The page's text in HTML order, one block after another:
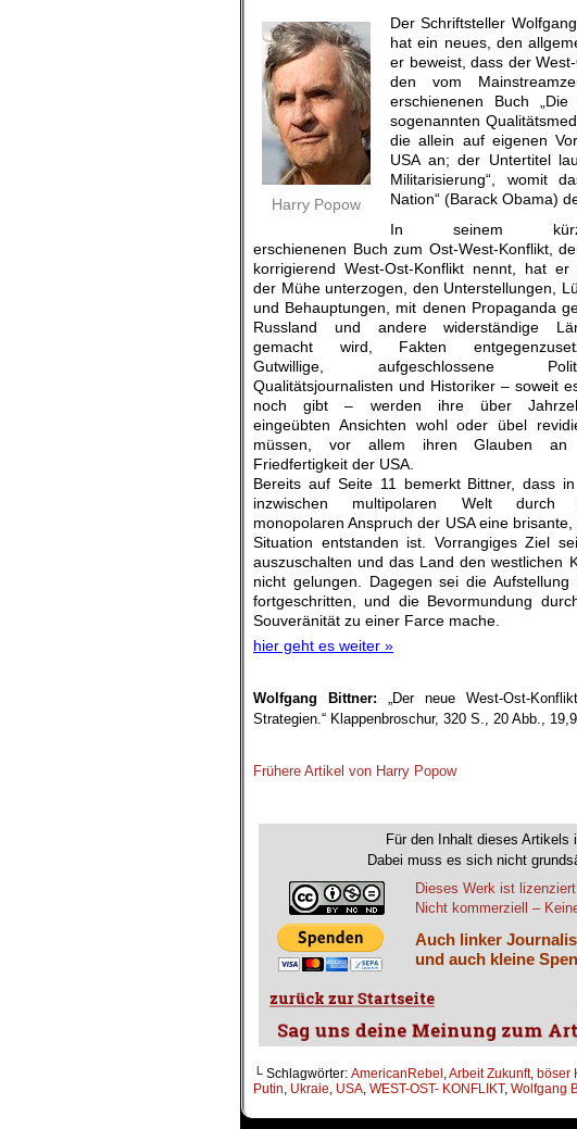
Harry Popow
Der Schriftsteller
hat ein neues, den
er beweist, dass der
den vom
erschienenen Buch
sogenannten
die allein auf eigenen
USA an; der Untertitel
Militarisierung“, womit
Nation“ (Barack Obama)
In seinem
erschienenen Buch zum Ost-West-Konflikt,
korrigierend West-Ost-Konflikt nennt, hat er
der Mühe unterzogen, den Unterstellungen,
und Behauptungen, mit denen Propaganda
Russland und andere widerständige
gemacht wird, Fakten
Gutwillige, aufgeschlossene
Qualitätsjournalisten und Historiker – soweit
noch gibt – werden ihre über
eingeübten Ansichten wohl oder übel
müssen, vor allem ihren Glauben an
Friedfertigkeit der USA.
Bereits auf Seite 11 bemerkt Bittner, dass
inzwischen multipolaren Welt durch
monopolaren Anspruch der USA eine
Situation entstanden ist. Vorrangiges Ziel
auszuschalten und das Land den westlichen
nicht gelungen. Dagegen sei die
fortgeschritten, und die Bevormundung
Souveränität zu einer Farce mache.
hier geht es weiter »
Wolfgang Bittner: „Der neue West-Ost-
Strategien.“ Klappenbroschur, 320 S., 20 Abb.,
Frühere Artikel von Harry Popow
Für den Inhalt dieses Artikels
Dabei muss es sich nicht
Dieses Werk ist
Nicht kommerziell –
Auch linker
und auch kleine
└ Schlagwörter: AmericanRebel ,Arbeit Zukunft, böser
Putin, Ukraie, USA, WEST-OST- KONFLIKT, Wolfgang